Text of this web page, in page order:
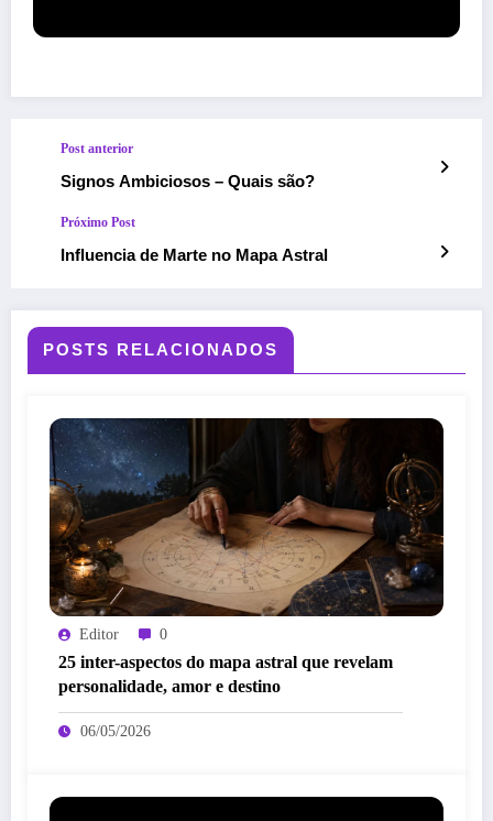
Post anterior
Signos Ambiciosos – Quais são?
Próximo Post
Influencia de Marte no Mapa Astral
POSTS RELACIONADOS
Editor 0
25 inter-aspectos do mapa astral que revelam
personalidade, amor e destino
06/05/2026